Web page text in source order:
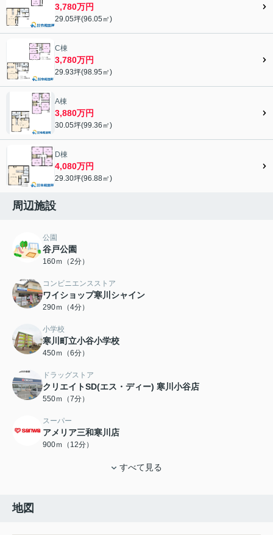
3,780万円
29.05坪(96.05㎡)
C棟
3,780万円
29.93坪(98.95㎡)
A棟
3,880万円
30.05坪(99.36㎡)
D棟
4,080万円
29.30坪(96.88㎡)
周辺施設
公園
谷戸公園
160ｍ（2分）
コンビニエンスストア
ワイショップ寒川シャイン
290ｍ（4分）
小学校
寒川町立小谷小学校
450ｍ（6分）
ドラッグストア
クリエイトSD(エス・ディー) 寒川小谷店
550ｍ（7分）
スーパー
アメリア三和寒川店
900ｍ（12分）
すべて見る
地図